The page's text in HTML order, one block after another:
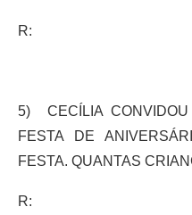
R:
5) CECÍLIA
FESTA DE
FESTA. QUANTAS
R: